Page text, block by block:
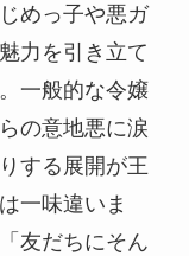
めっ子や悪ガ
力を引き立て
一般的な令嬢
の意地悪に涙
する展開が王
一味違いま
友だちにそん